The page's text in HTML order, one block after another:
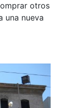
otros
una nueva